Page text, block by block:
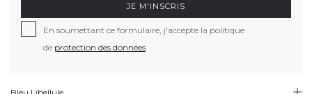
JE M'INSCRIS
En soumettant ce formulaire, j'accepte la politique
de protection des données